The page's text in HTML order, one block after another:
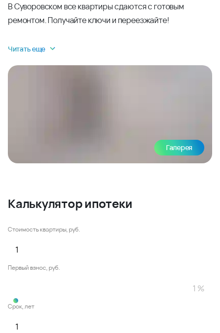
В Суворовском все квартиры сдаются с готовым
ремонтом. Получайте ключи и переезжайте!
Читать еще
Галерея
Калькулятор ипотеки
Стоимость квартиры, руб.
Первый взнос, руб.
Срок, лет